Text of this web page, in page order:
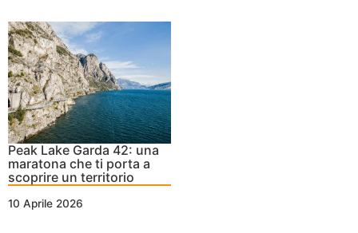
Peak Lake Garda 42: una
maratona che ti porta a
scoprire un territorio
10 Aprile 2026